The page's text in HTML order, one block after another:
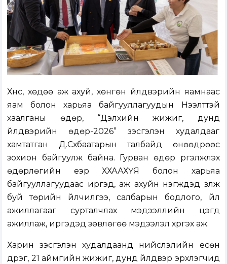
Хүнс, хөдөө аж ахуй, хөнгөн үйлдвэрийн яамнаас
яам болон харьяа байгууллагуудын Нээлттэй
хаалганы өдөр, “Дэлхийн жижиг, дунд
үйлдвэрийн өдөр-2026” үзэсгэлэн худалдааг
хамтатган Д.Сүхбаатарын талбайд өнөөдрөөс
зохион байгуулж байна. Гурван өдөр үргэлжлэх
өдөрлөгийн үеэр ХХААХҮЯ болон харьяа
байгууллагуудаас иргэд, аж ахуйн нэгжүүдэд үзүүлж
буй төрийн үйлчилгээ, салбарын бодлого, үйл
ажиллагааг сурталчлах мэдээллийн цэгүүд
ажиллаж, иргэдэд зөвлөгөө мэдээлэл хүргэх аж.
Харин үзэсгэлэн худалдаанд нийслэлийн есөн
дүүрэг, 21 аймгийн жижиг, дунд үйлдвэр эрхлэгчид